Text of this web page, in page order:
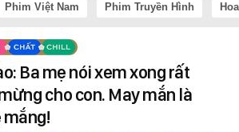
Phim Việt Nam Phim Truyền Hình
Ba mẹ nói xem xong rất
cho con. May mắn là
mắng!